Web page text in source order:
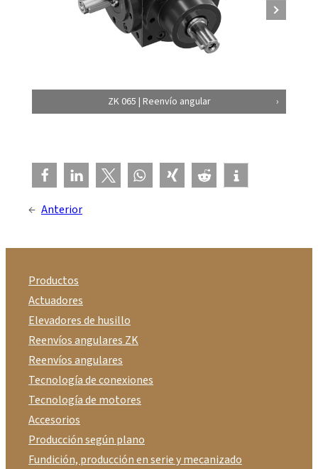
ZK 065 | Reenvío angular
← Anterior
Productos
Actuadores
Elevadores de husillo
Reenvíos angulares ZK
Reenvíos angulares
Tecnología de conexiones
Tecnología de motores
Accesorios
Producción según plano
Fundición, producción en serie y mecanizado